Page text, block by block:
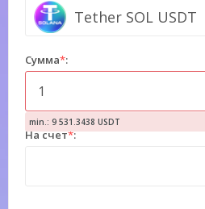
Tether SOL USDT
Сумма*:
min.: 9 531.3438 USDT
На счет*: